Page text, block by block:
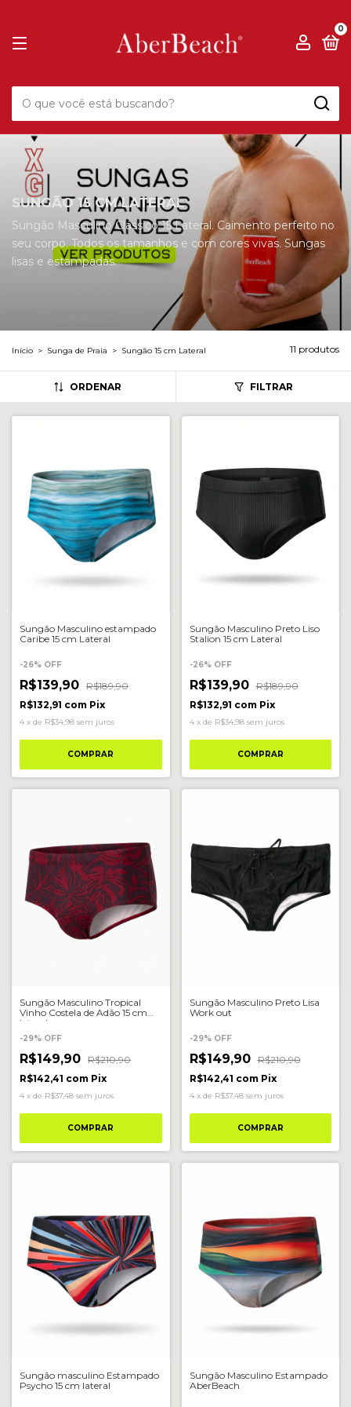
0
SUNGÃO 15 CM LATERAL
Sungão Masculino Clássico 15 Lateral. Caimento perfeito no
seu corpo. Todos os tamanhos e com cores vivas. Sungas
lisas e estampadas.
Início > Sunga de Praia > Sungão 15 cm Lateral 11 produtos
ORDENAR FILTRAR
Sungão Masculino estampado
Caribe 15 cm Lateral
-26% OFF
R$139,90 R$189,90
R$132,91 com Pix
4 x de R$34,98 sem juros
COMPRAR
Sungão Masculino Preto Liso
Stalion 15 cm Lateral
-26% OFF
R$139,90 R$189,90
R$132,91 com Pix
4 x de R$34,98 sem juros
COMPRAR
Sungão Masculino Tropical
Vinho Costela de Adão 15 cm
lateral
-29% OFF
R$149,90 R$210,90
R$142,41 com Pix
4 x de R$37,48 sem juros
COMPRAR
Sungão Masculino Preto Lisa
Work out
-29% OFF
R$149,90 R$210,90
R$142,41 com Pix
4 x de R$37,48 sem juros
COMPRAR
Sungão masculino Estampado
Psycho 15 cm lateral
Sungão Masculino Estampado
AberBeach